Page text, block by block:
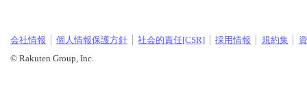
会社情報 個人情報保護方針 社会的責任[CSR] 採用情報 規約集
© Rakuten Group, Inc.